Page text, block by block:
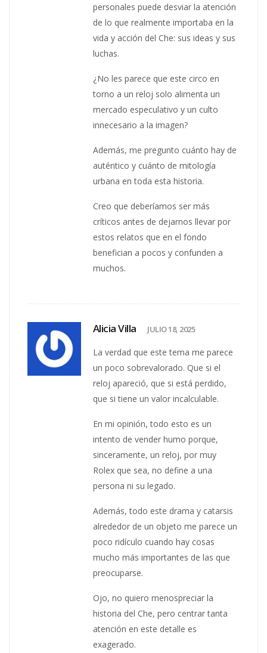
personales puede desviar la atención
de lo que realmente importaba en la
vida y acción del Che: sus ideas y sus
luchas.
¿No les parece que este circo en
torno a un reloj solo alimenta un
mercado especulativo y un culto
innecesario a la imagen?
Además, me pregunto cuánto hay de
auténtico y cuánto de mitología
urbana en toda esta historia.
Creo que deberíamos ser más
críticos antes de dejarnos llevar por
estos relatos que en el fondo
benefician a pocos y confunden a
muchos.
Alicia Villa JULIO 18, 2025
La verdad que este tema me parece
un poco sobrevalorado. Que si el
reloj apareció, que si está perdido,
que si tiene un valor incalculable.
En mi opinión, todo esto es un
intento de vender humo porque,
sinceramente, un reloj, por muy
Rolex que sea, no define a una
persona ni su legado.
Además, todo este drama y catarsis
alrededor de un objeto me parece un
poco ridículo cuando hay cosas
mucho más importantes de las que
preocuparse.
Ojo, no quiero menospreciar la
historia del Che, pero centrar tanta
atención en este detalle es
exagerado.